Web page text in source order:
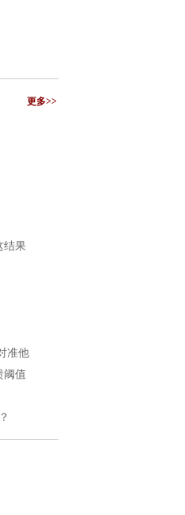
更多>>
结果
准他
阈值